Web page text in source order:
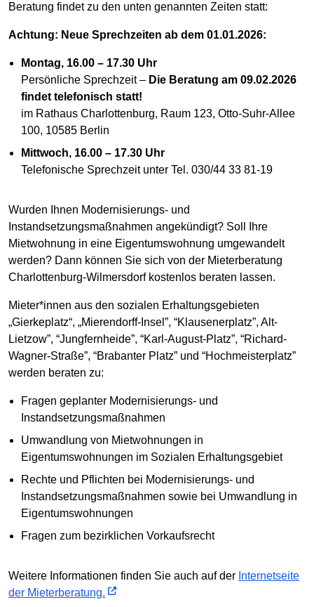
Beratung findet zu den unten genannten Zeiten statt:
Achtung: Neue Sprechzeiten ab dem 01.01.2026:
Montag, 16.00 – 17.30 Uhr
Persönliche Sprechzeit – Die Beratung am 09.02.2026
findet telefonisch statt!
im Rathaus Charlottenburg, Raum 123, Otto-Suhr-Allee
100, 10585 Berlin
Mittwoch, 16.00 – 17.30 Uhr
Telefonische Sprechzeit unter Tel. 030/44 33 81-19
Wurden Ihnen Modernisierungs- und
Instandsetzungsmaßnahmen angekündigt? Soll Ihre
Mietwohnung in eine Eigentumswohnung umgewandelt
werden? Dann können Sie sich von der Mieterberatung
Charlottenburg-Wilmersdorf kostenlos beraten lassen.
Mieter*innen aus den sozialen Erhaltungsgebieten
„Gierkeplatz“, „Mierendorff-Insel”, “Klausenerplatz”, Alt-
Lietzow”, “Jungfernheide”, “Karl-August-Platz”, “Richard-
Wagner-Straße”, “Brabanter Platz” und “Hochmeisterplatz”
werden beraten zu:
Fragen geplanter Modernisierungs- und
Instandsetzungsmaßnahmen
Umwandlung von Mietwohnungen in
Eigentumswohnungen im Sozialen Erhaltungsgebiet
Rechte und Pflichten bei Modernisierungs- und
Instandsetzungsmaßnahmen sowie bei Umwandlung in
Eigentumswohnungen
Fragen zum bezirklichen Vorkaufsrecht
Weitere Informationen finden Sie auch auf der Internetseite
der Mieterberatung.